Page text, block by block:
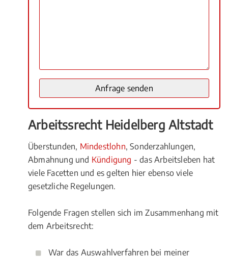
Arbeitssrecht Heidelberg Altstadt
Überstunden, Mindestlohn, Sonderzahlungen,
Abmahnung und Kündigung - das Arbeitsleben hat
viele Facetten und es gelten hier ebenso viele
gesetzliche Regelungen.
Folgende Fragen stellen sich im Zusammenhang mit
dem Arbeitsrecht:
War das Auswahlverfahren bei meiner